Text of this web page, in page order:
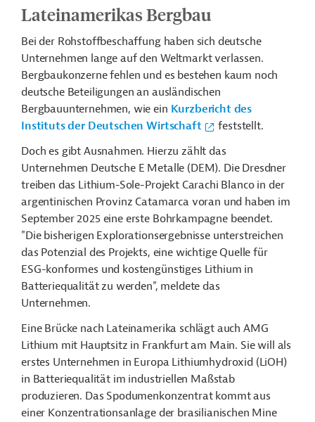
Lateinamerikas Bergbau
Bei der Rohstoffbeschaffung haben sich deutsche
Unternehmen lange auf den Weltmarkt verlassen.
Bergbaukonzerne fehlen und es bestehen kaum noch
deutsche Beteiligungen an ausländischen
Bergbauunternehmen, wie ein Kurzbericht des
Instituts der Deutschen Wirtschaft
feststellt.
Doch es gibt Ausnahmen. Hierzu zählt das
Unternehmen Deutsche E Metalle (DEM). Die Dresdner
treiben das Lithium-Sole-Projekt Carachi Blanco in der
argentinischen Provinz Catamarca voran und haben im
September 2025 eine erste Bohrkampagne beendet.
"Die bisherigen Explorationsergebnisse unterstreichen
das Potenzial des Projekts, eine wichtige Quelle für
ESG-konformes und kostengünstiges Lithium in
Batteriequalität zu werden", meldete das
Unternehmen.
Eine Brücke nach Lateinamerika schlägt auch AMG
Lithium mit Hauptsitz in Frankfurt am Main. Sie will als
erstes Unternehmen in Europa Lithiumhydroxid (LiOH)
in Batteriequalität im industriellen Maßstab
produzieren. Das Spodumenkonzentrat kommt aus
einer Konzentrationsanlage der brasilianischen Mine